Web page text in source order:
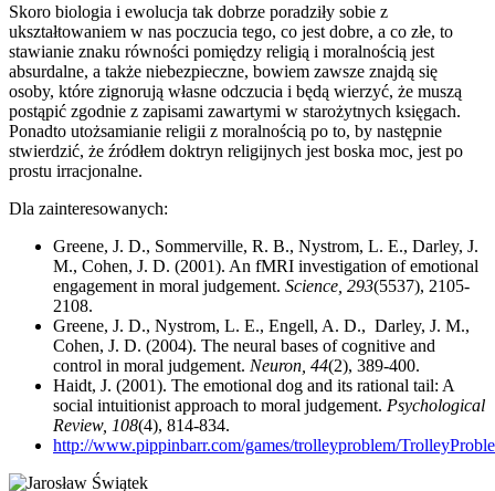
Skoro biologia i ewolucja tak dobrze poradziły sobie z
ukształtowaniem w nas poczucia tego, co jest dobre, a co złe, to
stawianie znaku równości pomiędzy religią i moralnością jest
absurdalne, a także niebezpieczne, bowiem zawsze znajdą się
osoby, które zignorują własne odczucia i będą wierzyć, że muszą
postąpić zgodnie z zapisami zawartymi w starożytnych księgach.
Ponadto utożsamianie religii z moralnością po to, by następnie
stwierdzić, że źródłem doktryn religijnych jest boska moc, jest po
prostu irracjonalne.
Dla zainteresowanych:
Greene, J. D., Sommerville, R. B., Nystrom, L. E., Darley, J.
M., Cohen, J. D. (2001). An fMRI investigation of emotional
engagement in moral judgement. Science, 293(5537), 2105-
2108.
Greene, J. D., Nystrom, L. E., Engell, A. D., Darley, J. M.,
Cohen, J. D. (2004). The neural bases of cognitive and
control in moral judgement. Neuron, 44(2), 389-400.
Haidt, J. (2001). The emotional dog and its rational tail: A
social intuitionist approach to moral judgement. Psychological
Review, 108(4), 814-834.
http://www.pippinbarr.com/games/trolleyproblem/